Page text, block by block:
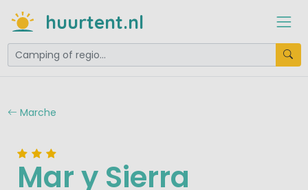
huurtent.nl
Marche
Mar y Sierra